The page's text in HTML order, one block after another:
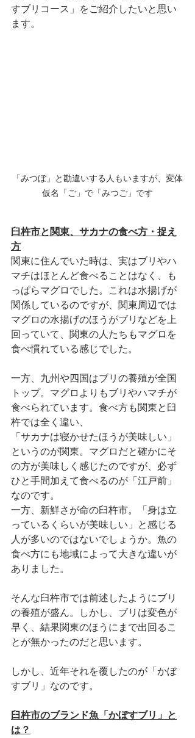
すブリコース」をご紹介したいと思い
ます。
「みつぼ」と勘違いする人もいますが、変体
仮名「ご」で「みつご」です
臼杵市と関東、サカナの食べ方・捉え
方
関東に住んでいた時は、実はブリやハ
マチはほとんど食べることはなく、も
っぱらマグロでした。これは水揚げが
関係しているのですが、関東周辺では
マグロの水揚げのほうがブリなどを上
回っていて、関東の人たちもマグロを
食べ慣れている感じでした。
一方、九州や四国はブリの養殖が全国
トップ。マグロよりもブリやハマチが
食べられています。食べ方も関東と臼
杵では全く違い、
「サカナは寝かせたほうが美味しい」
というのが関東。マグロだと確かにそ
の方が美味しく感じたのですが、必ず
ひと手間加えて食べるのが「江戸前」
なのです。
一方、新鮮さが命の臼杵市。「身は立
っているくらいが美味しい」と感じる
人が多いのではないでしょうか。魚の
食べ方にも地域によって大きな違いが
ありました。
そんな臼杵市では前述したようにブリ
の養殖が盛ん。しかし、ブリは変色が
早く、結果関東のほうにまで出回るこ
とが無かったのだと思います。
しかし、近年それを覆したのが「かぼ
すブリ」なのです。
臼杵市のブランド魚「かぼすブリ」と
は？